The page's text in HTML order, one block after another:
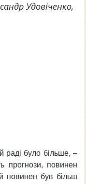
Удовіченко,
раді було більше, –
прогнози, повинен
повинен був більш